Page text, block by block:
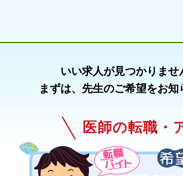
いい求人が見つかりま
まずは、先生のご希望をお
医師の転職・